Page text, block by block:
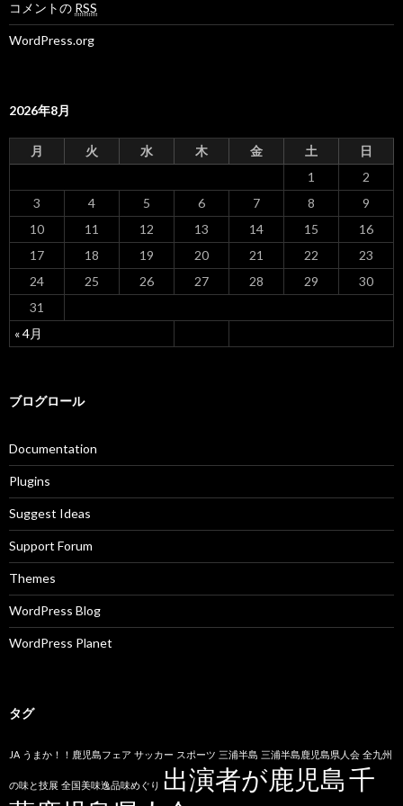
コメントの RSS
WordPress.org
2026年8月
月 火 水 木 金 土 日
« 4月
1
2
3
4 5 6 7 8
9
10
11 12 13 14 15
16
17
18 19 20 21 22
23
24
25 26 27 28 29
30
31
ブログロール
Documentation
Plugins
Suggest Ideas
Support Forum
Themes
WordPress Blog
WordPress Planet
タグ
JA うまか！！鹿児島フェア サッカー スポーツ 三浦半島 三浦半島鹿児島県人会 全九州
の味と技展 全国美味逸品味めぐり 出演者が鹿児島千